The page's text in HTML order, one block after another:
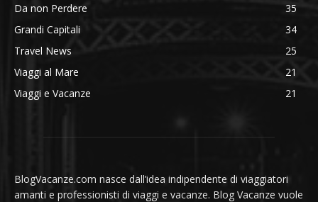
Da non Perdere
35
Grandi Capitali
34
Travel News
25
Viaggi al Mare
21
Viaggi e Vacanze
21
BlogVacanze.com nasce dall’idea indipendente di viaggiatori
amanti e professionisti di viaggi e vacanze. Blog Vacanze vuole